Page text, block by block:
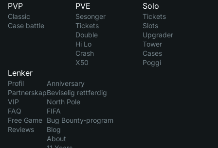
PVP
Classic
Case battle
PVE
Sesonger
Tickets
Double
Hi Lo
Crash
X50
Solo
Tickets
Slots
Upgrader
Tower
Cases
Poggi
Lenker
Profil
Partnerskap
VIP
FAQ
Free Game
Reviews
Anniversary
Beviselig rettferdig
North Pole
FIFA
Bug Bounty-program
Blog
About